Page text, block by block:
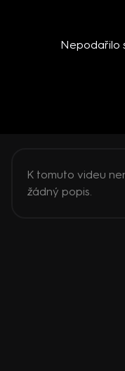
Nepodařilo
K tomuto videu
žádný popis.